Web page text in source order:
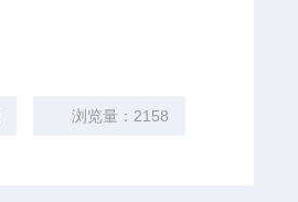
浏览量：2158